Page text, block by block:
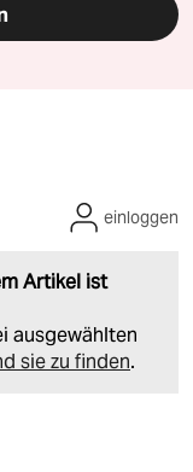
Artikel ist
ausgewählten
sie zu finden.
einloggen